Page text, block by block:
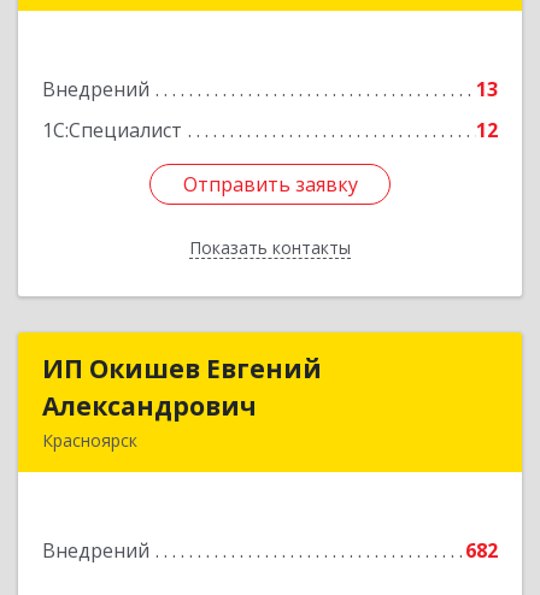
Внедрений
13
1С:Специалист
12
Отправить заявку
Показать контакты
Отправить заявку
Назад
ИП Окишев Евгений
Александрович
Красноярск
Внедрений 682
ИП Окишев Евгений
Подробнее